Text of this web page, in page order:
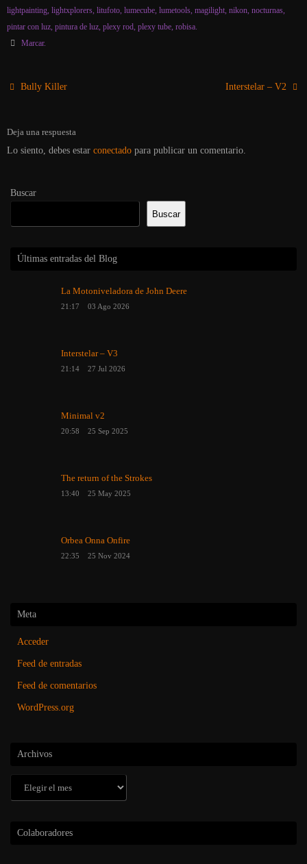
lightpainting, lightxplorers, litufoto, lumecube, lumetools, magilight, nikon, nocturnas,
pintar con luz, pintura de luz, plexy rod, plexy tube, robisa.
Marcar.
Bully Killer Interstelar – V2
Deja una respuesta
Lo siento, debes estar conectado para publicar un comentario.
Buscar
Buscar
Últimas entradas del Blog
La Motoniveladora de John Deere
21:17 03 Ago 2026
Interstelar – V3
21:14 27 Jul 2026
Minimal v2
20:58 25 Sep 2025
The return of the Strokes
13:40 25 May 2025
Orbea Onna Onfire
22:35 25 Nov 2024
Meta
Acceder
Feed de entradas
Feed de comentarios
WordPress.org
Archivos
Colaboradores